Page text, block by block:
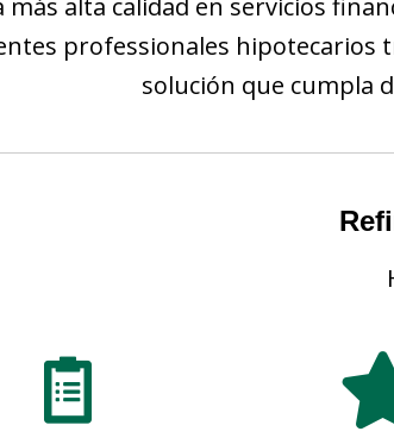
más alta calidad en servicios
professionales
solución que cumpla